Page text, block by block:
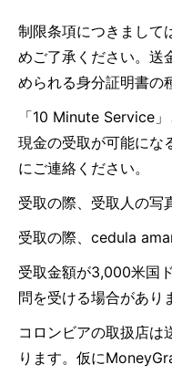
制限条項につきまして
めご了承ください。送
められる身分証明書の
「10 Minute Service
現金の受取が可能にな
にご連絡ください。
受取の際、受取人の写
受取の際、cedula
受取金額が3,000米国
問を受ける場合があり
コロンビアの取扱店は
ります。仮に